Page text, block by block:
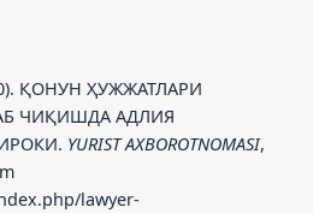
ҚОНУН ҲУЖЖАТЛАРИ
ЧИҚИШДА АДЛИЯ
YURIST AXBOROTNOMASI,
lawyer-